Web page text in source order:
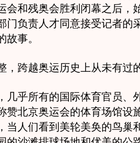
会和残奥会胜利闭幕之后，
门负责人才同意接受记者的
事。
跨越奥运历史上从未有过
乎所有的国际体育官员、
赞北京奥运会的体育场馆设
当人们看到美轮美奂的鸟巢